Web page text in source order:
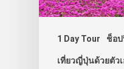
1 Day Tour ช็อป
เที่ยวญี่ปุ่นด้วยตัวเ